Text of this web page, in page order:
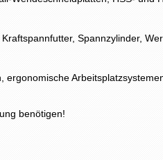
Spannzylinder,
benötigen!